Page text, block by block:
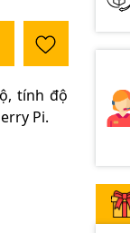
tính độ
Pi.